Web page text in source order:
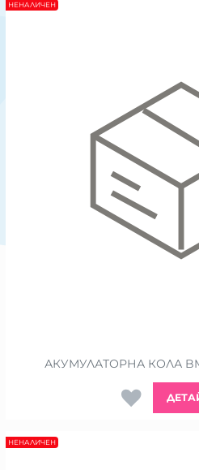
АКУМУЛАТОРНА КОЛА
НЕНАЛИЧЕН
НЕНАЛИЧЕН